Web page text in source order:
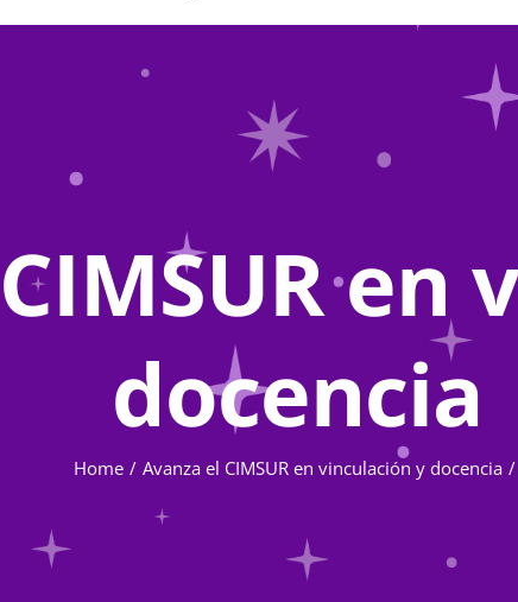
en
docencia
Home Avanza el CIMSUR en vinculación y docencia